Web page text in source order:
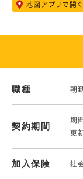
職種 朝
契約期間
期
更
加入保険 社